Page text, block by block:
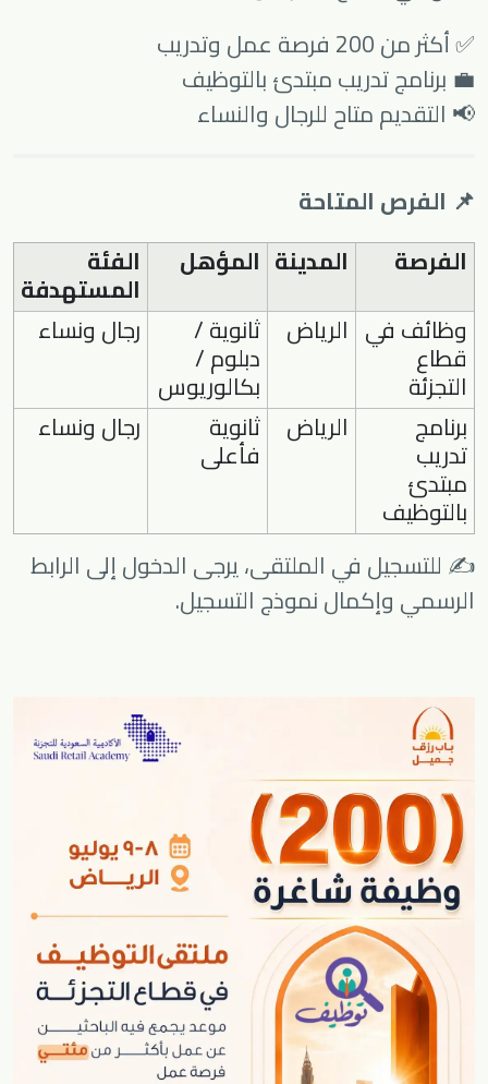
✅ أكثر من 200 فرصة عمل وتدريب
💼 برنامج تدريب مبتدئ بالتوظيف
📢 التقديم متاح للرجال والنساء
📌 الفرص المتاحة
الفرصة
المدينة المؤهل الفئة
المستهدفة
وظائف في
قطاع
التجزئة
الرياض ثانوية /
دبلوم /
بكالوريوس
رجال ونساء
برنامج
تدريب
مبتدئ
بالتوظيف
الرياض ثانوية
فأعلى
رجال ونساء
✍️ للتسجيل في الملتقى، يرجى الدخول إلى الرابط
الرسمي وإكمال نموذج التسجيل.